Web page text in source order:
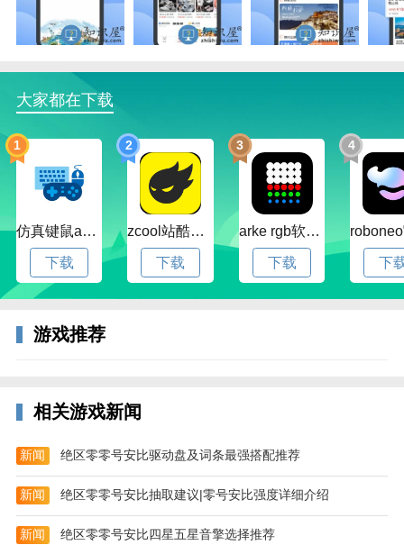
海量的旅游景点项目等着你来选择购买，享受旅游给你
带来的生活乐趣。
软件内置商城，在里面可以买到非常多有有趣的玩具，
同时还能够领取优惠券享受折扣。
每日都会发放各种各样的福利卷，可以使用福利卷来兑
大家都在下载
1
仿真键鼠app官方版下载v1.4.3.58 安卓最新版
下载
2
zcool站酷官方版下载v5.15.0 安卓最新版本
下载
3
arke rgb软件下载v20.0 安卓版
下载
4
下
游戏推荐
相关游戏新闻
新闻 绝区零零号安比驱动盘及词条最强搭配推荐
新闻 绝区零零号安比抽取建议|零号安比强度详细介绍
新闻 绝区零零号安比四星五星音擎选择推荐